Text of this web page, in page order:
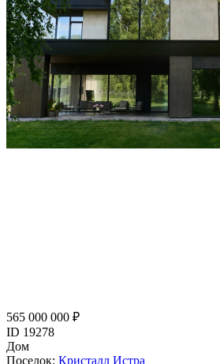
565 000 000 ₽
ID 19278
Дом
Поселок: Кристалл Истра